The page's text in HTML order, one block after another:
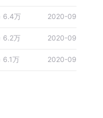
6.4万 2020-09
6.2万 2020-09
6.1万 2020-09